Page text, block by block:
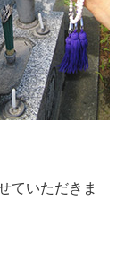
ていただきま